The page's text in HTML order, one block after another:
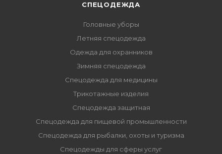
СПЕЦОДЕЖДА
Головные уборы
Летняя спецодежда
Одежда для охранников
Зимняя спецодежда
Спецодежда для медицины
Трикотажные изделия
Спецодежда защитная
Спецодежда для пищевой промышленности
Спецодежда для рыбалки, охоты и туризма
Спецодежды для сферы услуг